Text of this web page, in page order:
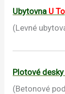
Ubytovna U
(Levné
Plotové desky
(Betonové